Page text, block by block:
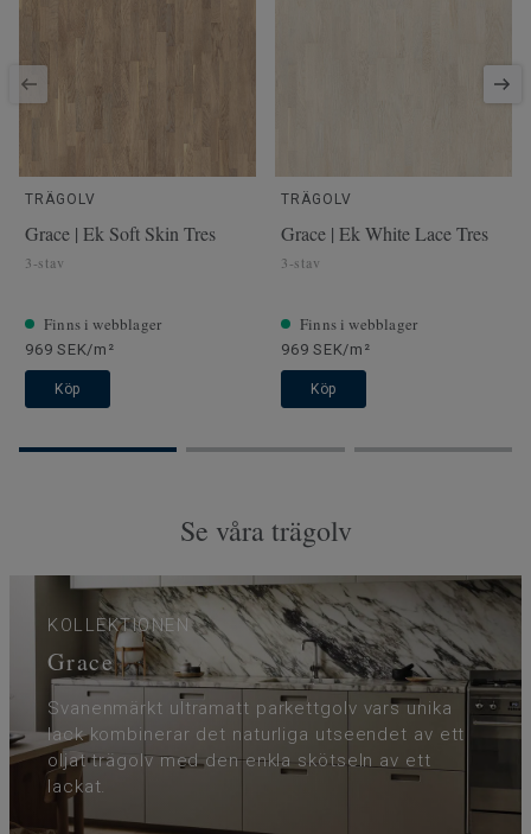
TRÄGOLV
Grace | Ek Soft Skin Tres
3-stav
Finns i webblager
969 SEK/m²
Köp
TRÄGOLV
Grace | Ek White Lace Tres
3-stav
Finns i webblager
969 SEK/m²
Köp
Se våra trägolv
KOLLEKTIONEN
Grace
Svanenmärkt ultramatt parkettgolv vars unika
lack kombinerar det naturliga utseendet av ett
oljat trägolv med den enkla skötseln av ett
lackat.